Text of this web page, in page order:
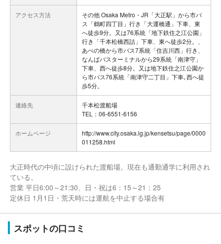
アクセス方法
その他 Osaka Metro・JR「大正駅」から市バ
ス「鶴町四丁目」行き「大運橋通」下車、東
へ徒歩9分。又は76系統「地下鉄住之江公園」
行き「千本松橋西詰」下車、東へ徒歩2分。、
あべの橋から市バス7系統「住吉川西」行き、
なんばバスターミナルから29系統「南津守」
下車、西へ徒歩8分。又は地下鉄住之江公園か
ら市バス76系統「南津守二丁目」下車､西へ徒
歩5分。
連絡先
千本松渡船場
TEL：06-6551-6156
ホームページ
http://www.city.osaka.lg.jp/kensetsu/page/0000
011258.html
大正時代の中頃に設けられた渡船場。現在も通勤通学に利用され
ている。
営業 平日6:00～21:30、日・祝は6：15～21：25
定休日 1月1日・荒天時には運航を中止する場合有
スポットの口コミ